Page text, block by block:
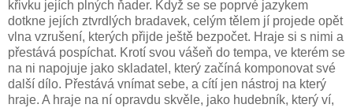
křivku jejích plných ňader. Když se se poprvé jazykem
dotkne jejích ztvrdlých bradavek, celým tělem jí projede opět
vlna vzrušení, kterých přijde ještě bezpočet. Hraje si s nimi a
přestává pospíchat. Krotí svou vášeň do tempa, ve kterém se
na ni napojuje jako skladatel, který začíná komponovat své
další dílo. Přestává vnímat sebe, a cítí jen nástroj na který
hraje. A hraje na ní opravdu skvěle, jako hudebník, který ví,